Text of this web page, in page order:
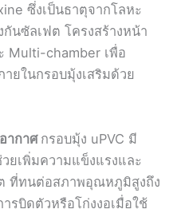
ซึ่งเป็นธาตุจากโลหะ
นซัลเฟต โครงสร้างหน้า
Multi-chamber เพื่อ
ยในกรอบมุ้งเสริมด้วย
ากาศ กรอบมุ้ง uPVC มี
ยเพิ่มความแข็งแรงและ
ที่ทนต่อสภาพอุณหภูมิสูงถึง
รบิดตัวหรือโก่งงอเมื่อใช้